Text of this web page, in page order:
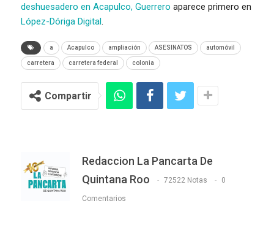
deshuesadero en Acapulco, Guerrero aparece primero en
López-Dóriga Digital.
a Acapulco ampliación ASESINATOS automóvil
carretera carretera federal colonia
Compartir
Redaccion La Pancarta De
Quintana Roo
72522 Notas 0
Comentarios